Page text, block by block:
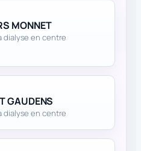
MONNET
dialyse en centre
GAUDENS
dialyse en centre